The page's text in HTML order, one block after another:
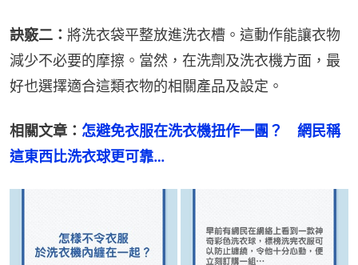
訣竅二： 將洗衣袋平整放進洗衣槽。這動作能讓衣物
減少不必要的摩擦。當然，在洗劑及洗衣機方面，最
好也選擇適合這類衣物的相關產品及設定。
相關文章： 怎避免衣服在洗衣機扭作一團？　網民稱
這東西比洗衣球更可靠…